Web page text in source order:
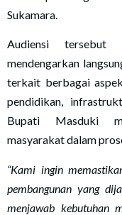
Sukamara.
Audiensi tersebut
mendengarkan
terkait berbagai
pendidikan,
Bupati Masduki
masyarakat dalam
“Kami ingin
pembangunan yang
menjawab kebutuhan